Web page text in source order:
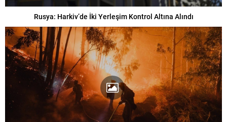
Rusya: Harkiv’de İki Yerleşim Kontrol Altına Alındı